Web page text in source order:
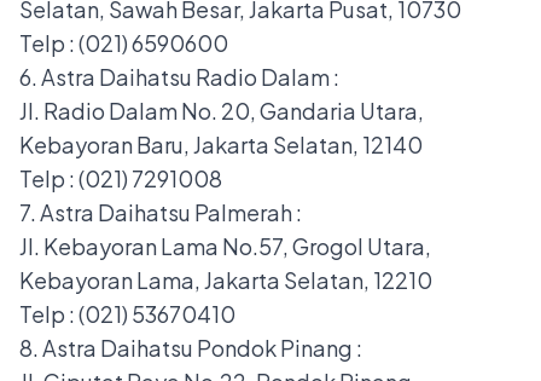
Selatan, Sawah Besar, Jakarta Pusat, 10730
Telp : (021) 6590600
6. Astra Daihatsu Radio Dalam :
Jl. Radio Dalam No. 20, Gandaria Utara,
Kebayoran Baru, Jakarta Selatan, 12140
Telp : (021) 7291008
7. Astra Daihatsu Palmerah :
Jl. Kebayoran Lama No.57, Grogol Utara,
Kebayoran Lama, Jakarta Selatan, 12210
Telp : (021) 53670410
8. Astra Daihatsu Pondok Pinang :